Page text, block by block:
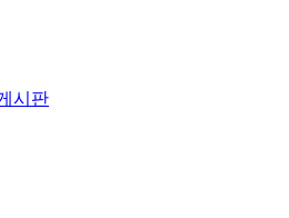
시판